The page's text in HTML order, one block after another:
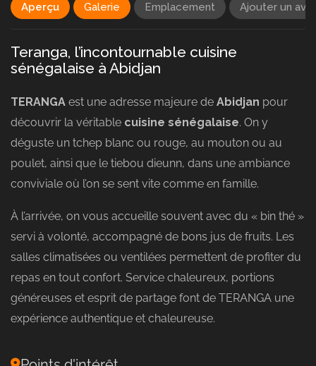
Aperçu Galerie Emplacement Ajouter un avis
Teranga, l’incontournable cuisine
sénégalaise à Abidjan
TERANGA est une adresse majeure de Abidjan pour
découvrir la véritable cuisine sénégalaise. On y
déguste un tchep blanc ou rouge, au mouton ou au
poulet, ainsi que le tiebou dieunn, dans une ambiance
conviviale où l’on se sent vite comme en famille.
À l’arrivée, on vous accueille souvent avec du « bin thé »
servi à volonté, accompagné de bons jus de fruits. Les
salles climatisées ou ventilées permettent de profiter du
repas en tout confort. Service chaleureux, portions
généreuses et esprit de partage font de TERANGA une
expérience authentique et chaleureuse.